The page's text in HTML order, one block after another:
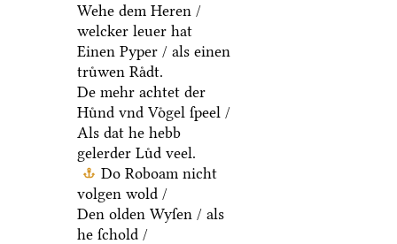
Wehe dem Heren /
welcker leuer hat
Einen Pyper / als einen
truͤwen Raͤdt.
De mehr achtet der
Huͤnd vnd Voͤgel ſpeel /
Als dat he hebb
gelerder Luͤd veel.
Do Roboam nicht
volgen wold /
Den olden Wyſen / als
he ſchold /